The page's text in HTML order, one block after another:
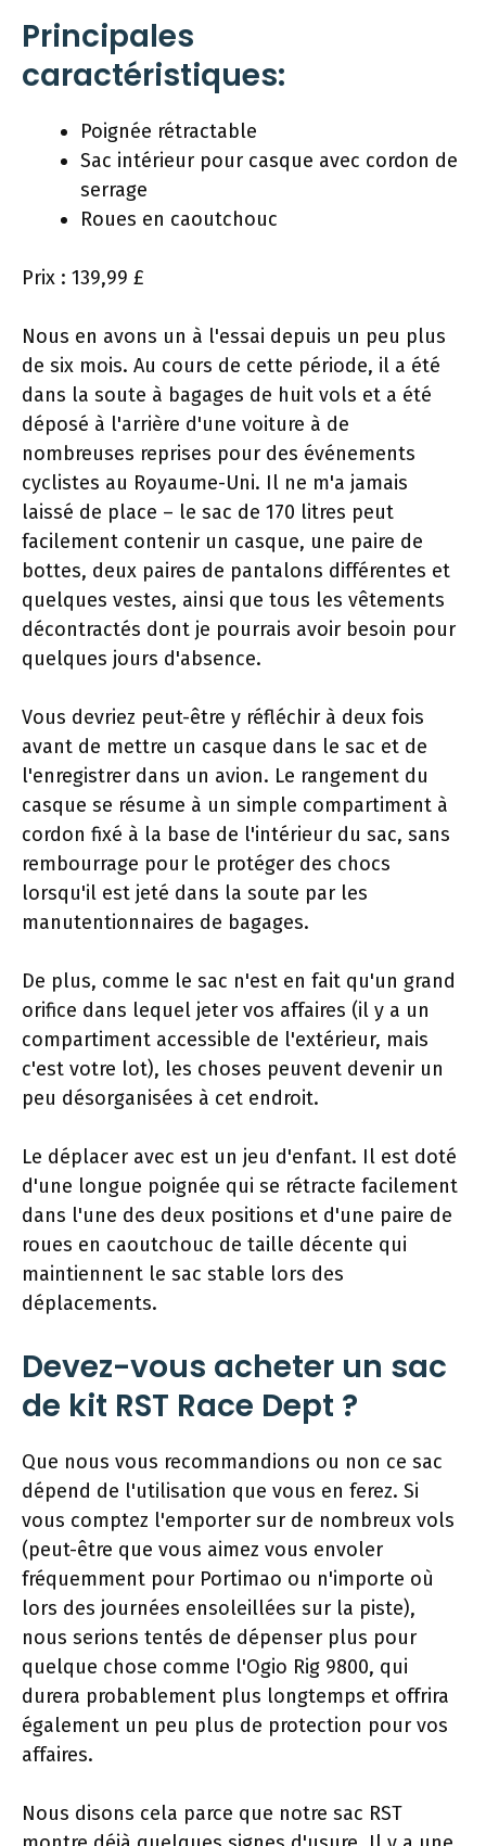
Principales
caractéristiques:
Poignée rétractable
Sac intérieur pour casque avec cordon de
serrage
Roues en caoutchouc
Prix ​​: 139,99 £
Nous en avons un à l'essai depuis un peu plus
de six mois. Au cours de cette période, il a été
dans la soute à bagages de huit vols et a été
déposé à l'arrière d'une voiture à de
nombreuses reprises pour des événements
cyclistes au Royaume-Uni. Il ne m'a jamais
laissé de place – le sac de 170 litres peut
facilement contenir un casque, une paire de
bottes, deux paires de pantalons différentes et
quelques vestes, ainsi que tous les vêtements
décontractés dont je pourrais avoir besoin pour
quelques jours d'absence.
Vous devriez peut-être y réfléchir à deux fois
avant de mettre un casque dans le sac et de
l'enregistrer dans un avion. Le rangement du
casque se résume à un simple compartiment à
cordon fixé à la base de l'intérieur du sac, sans
rembourrage pour le protéger des chocs
lorsqu'il est jeté dans la soute par les
manutentionnaires de bagages.
De plus, comme le sac n'est en fait qu'un grand
orifice dans lequel jeter vos affaires (il y a un
compartiment accessible de l'extérieur, mais
c'est votre lot), les choses peuvent devenir un
peu désorganisées à cet endroit.
Le déplacer avec est un jeu d'enfant. Il est doté
d'une longue poignée qui se rétracte facilement
dans l'une des deux positions et d'une paire de
roues en caoutchouc de taille décente qui
maintiennent le sac stable lors des
déplacements.
Devez-vous acheter un sac
de kit RST Race Dept ?
Que nous vous recommandions ou non ce sac
dépend de l'utilisation que vous en ferez. Si
vous comptez l'emporter sur de nombreux vols
(peut-être que vous aimez vous envoler
fréquemment pour Portimao ou n'importe où
lors des journées ensoleillées sur la piste),
nous serions tentés de dépenser plus pour
quelque chose comme l'Ogio Rig 9800, qui
durera probablement plus longtemps et offrira
également un peu plus de protection pour vos
affaires.
Nous disons cela parce que notre sac RST